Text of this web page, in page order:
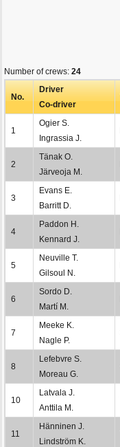
Number of crews: 24
No.
Driver
Co-driver
1
Ogier S.
Ingrassia J.
2
Tänak O.
Järveoja M.
3
Evans E.
Barritt D.
4
Paddon H.
Kennard J.
5
Neuville T.
Gilsoul N.
6
Sordo D.
Martí M.
7
Meeke K.
Nagle P.
8
Lefebvre S.
Moreau G.
10
Latvala J.
Anttila M.
11
Hänninen J.
Lindström K.